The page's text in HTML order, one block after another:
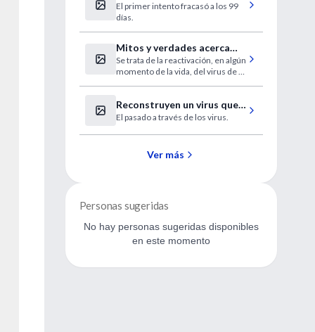
trasplante de útero del
mundo
El primer intento fracasó a los 99
días.
Mitos y verdades acerca
del Herpes Zoster o
"culebrilla"
Se trata de la reactivación, en algún
momento de la vida, del virus de la
eruptiva.
Reconstruyen un virus que
afectó a ancestros del
hombre
El pasado a través de los virus.
Ver más
Personas sugeridas
No hay personas sugeridas disponibles
en este momento